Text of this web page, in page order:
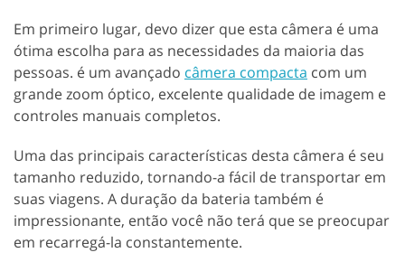
Em primeiro lugar, devo dizer que esta câmera é uma
ótima escolha para as necessidades da maioria das
pessoas. é um avançado câmera compacta com um
grande zoom óptico, excelente qualidade de imagem e
controles manuais completos.
Uma das principais características desta câmera é seu
tamanho reduzido, tornando-a fácil de transportar em
suas viagens. A duração da bateria também é
impressionante, então você não terá que se preocupar
em recarregá-la constantemente.